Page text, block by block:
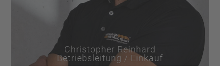
Christopher Reinhard
Betriebsleitung / Einkauf